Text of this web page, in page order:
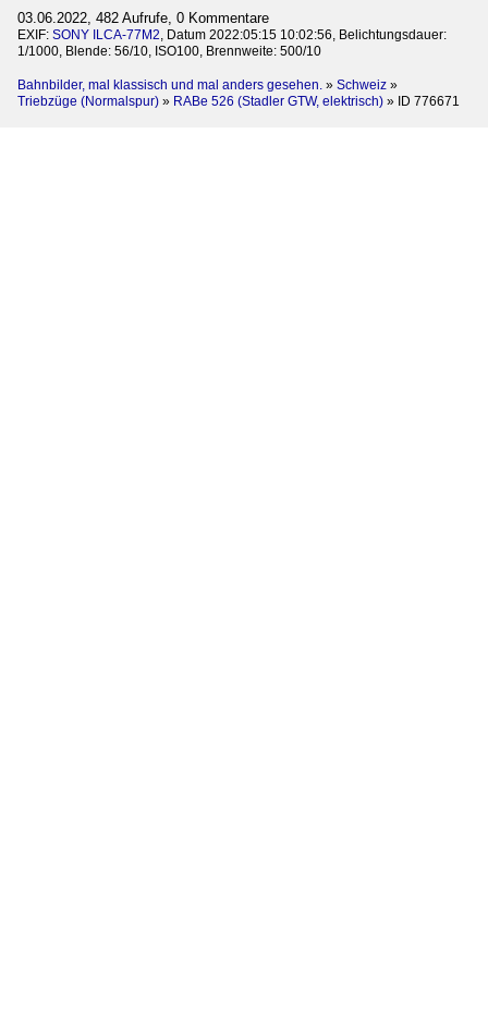
03.06.2022, 482 Aufrufe, 0 Kommentare
EXIF: SONY ILCA-77M2 , Datum 2022:05:15 10:02:56, Belichtungsdauer:
1/1000, Blende: 56/10, ISO100, Brennweite: 500/10
Bahnbilder, mal klassisch und mal anders gesehen. » Schweiz »
Triebzüge (Normalspur) » RABe 526 (Stadler GTW, elektrisch) » ID 776671